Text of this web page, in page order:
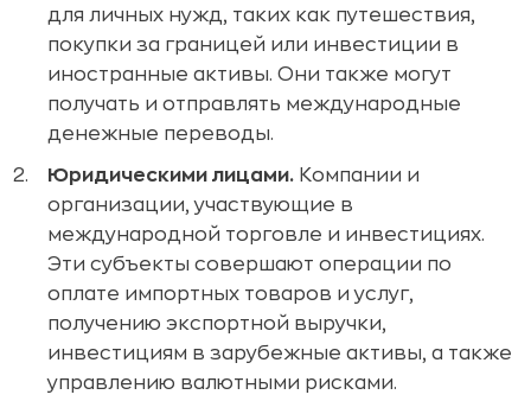
для личных нужд, таких как путешествия,
покупки за границей или инвестиции в
иностранные активы. Они также могут
получать и отправлять международные
денежные переводы.
Юридическими лицами. Компании и
организации, участвующие в
международной торговле и инвестициях.
Эти субъекты совершают операции по
оплате импортных товаров и услуг,
получению экспортной выручки,
инвестициям в зарубежные активы, а также
управлению валютными рисками.